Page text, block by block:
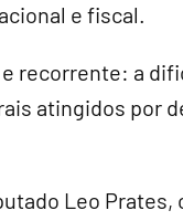
e fiscal.
recorrente: a
atingidos por
Leo Prates,